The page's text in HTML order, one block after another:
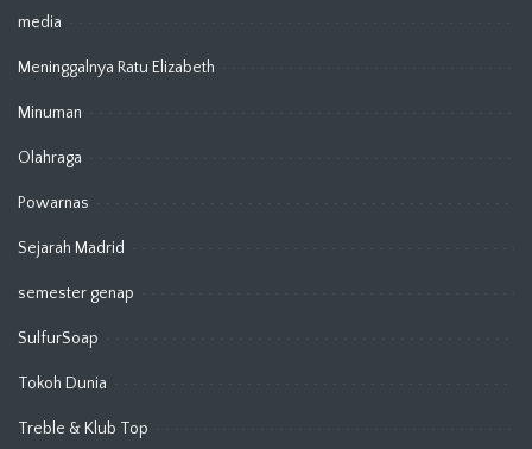
media
Meninggalnya Ratu Elizabeth
Minuman
Olahraga
Powarnas
Sejarah Madrid
semester genap
SulfurSoap
Tokoh Dunia
Treble & Klub Top